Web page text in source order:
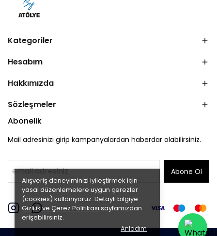
Alışveriş deneyiminizi iyileştirmek için
yasal düzenlemelere uygun çerezler
(cookies) kullanıyoruz. Detaylı bilgiye
Gizlilik ve Çerez Politikası sayfamızdan
erişebilirsiniz.
Anladım
Kategoriler
Hesabım
Hakkımızda
Sözleşmeler
Abonelik
Mail adresinizi girip kampanyalardan haberdar olabilirsiniz.
Abone Ol